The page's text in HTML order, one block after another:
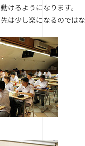
けるようになります。
は少し楽になるのではな